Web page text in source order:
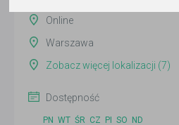
Online
Warszawa
Zobacz więcej lokalizacji (7)
Dostępność
PN WT ŚR CZ PI SO ND